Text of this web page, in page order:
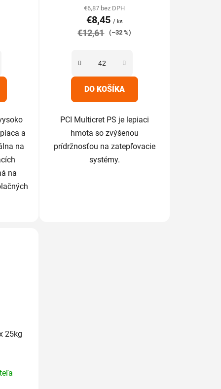
a
na
na
€6,87 bez DPH
€8,45 / ks
€12,61 (–32 %)
DO KOŠÍKA
PCI Multicret PS je lepiaci
hmota so zvýšenou
prídržnosťou na zatepľovacie
systémy.
25kg